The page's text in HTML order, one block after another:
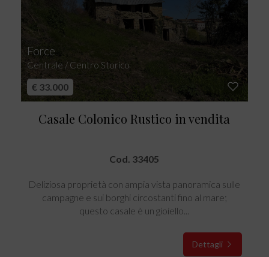
Force
Centrale / Centro Storico
€ 33.000
Casale Colonico Rustico in vendita
Cod. 33405
Deliziosa proprietà con ampia vista panoramica sulle
campagne e sui borghi circostanti fino al mare;
questo casale è un gioiello...
Dettagli